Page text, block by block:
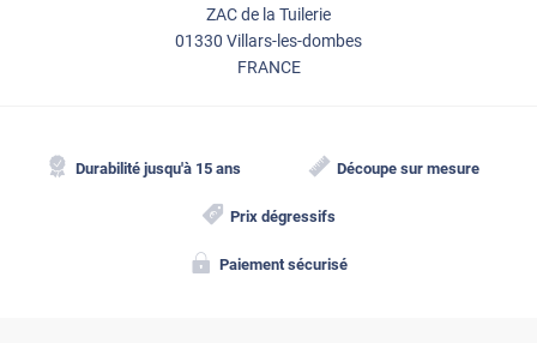
ZAC de la Tuilerie
01330 Villars-les-dombes
FRANCE
Durabilité jusqu'à 15 ans Découpe sur mesure
Prix dégressifs
Paiement sécurisé